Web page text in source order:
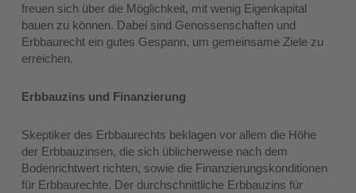
freuen sich über die Möglichkeit, mit wenig Eigenkapital
bauen zu können. Dabei sind Genossenschaften und
Erbbaurecht ein gutes Gespann, um gemeinsame Ziele zu
erreichen.
Erbbauzins und Finanzierung
Skeptiker des Erbbaurechts beklagen vor allem die Höhe
der Erbbauzinsen, die sich üblicherweise nach dem
Bodenrichtwert richten, sowie die Finanzierungskonditionen
für Erbbaurechte. Der durchschnittliche Erbbauzins für